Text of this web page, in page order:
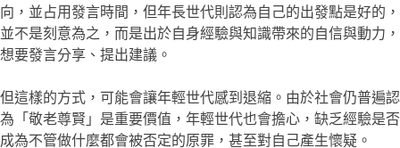
向，並占用發言時間，但年長世代則認為自己的出發點是好的，
並不是刻意為之，而是出於自身經驗與知識帶來的自信與動力，
想要發言分享、提出建議。
但這樣的方式，可能會讓年輕世代感到退縮。由於社會仍普遍認
為「敬老尊賢」是重要價值，年輕世代也會擔心，缺乏經驗是否
成為不管做什麼都會被否定的原罪，甚至對自己產生懷疑。